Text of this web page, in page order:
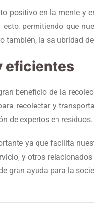
positivo en la mente y
permitiendo que
también, la salubridad
eficientes
beneficio de la
recolectar y
de expertos en residuos.
ya que facilita
y otros
gran ayuda para la